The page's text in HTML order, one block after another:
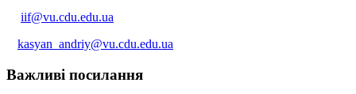
iif@vu.cdu.edu.ua
kasyan_andriy@vu.cdu.edu.ua
Важливі посилання